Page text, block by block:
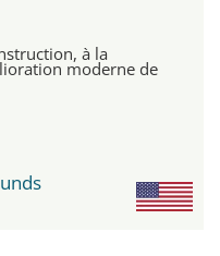
à la
moderne de